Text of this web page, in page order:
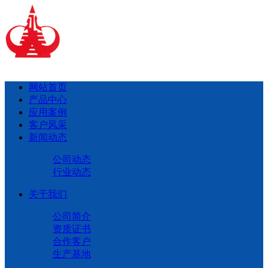
网站首页
产品中心
应用案例
客户风采
新闻动态
公司动态
行业动态
关于我们
公司简介
资质证书
合作客户
生产基地